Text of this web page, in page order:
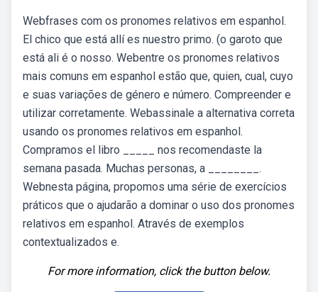
Webfrases com os pronomes relativos em espanhol.
El chico que está allí es nuestro primo. (o garoto que
está ali é o nosso. Webentre os pronomes relativos
mais comuns em espanhol estão que, quien, cual, cuyo
e suas variações de género e número. Compreender e
utilizar corretamente. Webassinale a alternativa correta
usando os pronomes relativos em espanhol.
Compramos el libro _____ nos recomendaste la
semana pasada. Muchas personas, a ________.
Webnesta página, propomos uma série de exercícios
práticos que o ajudarão a dominar o uso dos pronomes
relativos em espanhol. Através de exemplos
contextualizados e.
For more information, click the button below.